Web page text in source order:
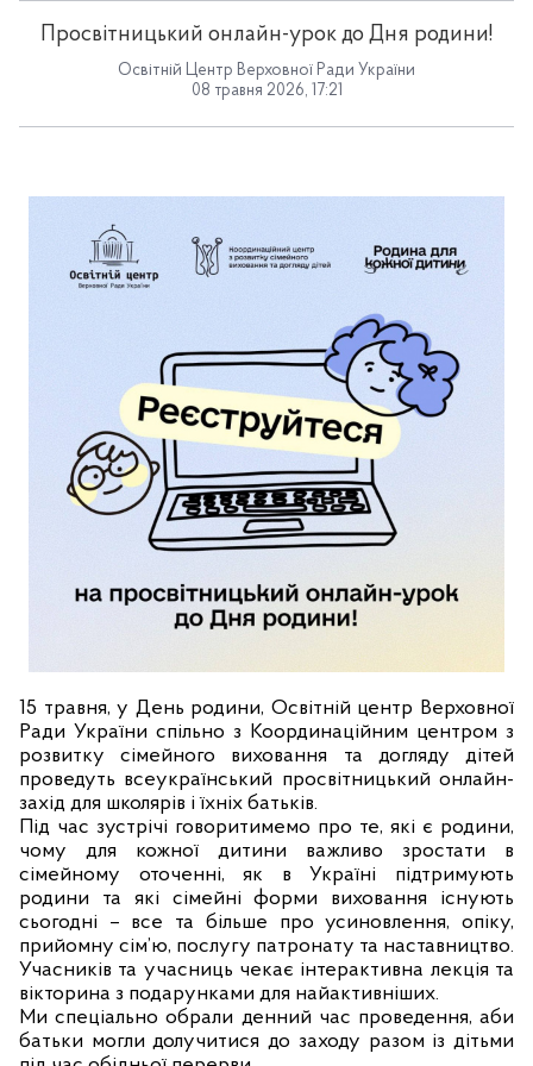
Просвітницький онлайн-урок до Дня родини!
Освітній Центр Верховної Ради України
08 травня 2026, 17:21
15 травня, у День родини, Освітній центр Верховної
Ради України спільно з Координаційним центром з
розвитку сімейного виховання та догляду дітей
проведуть всеукраїнський просвітницький онлайн-
захід для школярів і їхніх батьків.
Під час зустрічі говоритимемо про те, які є родини,
чому для кожної дитини важливо зростати в
сімейному оточенні, як в Україні підтримують
родини та які сімейні форми виховання існують
сьогодні – все та більше про усиновлення, опіку,
прийомну сім’ю, послугу патронату та наставництво.
Учасників та учасниць чекає інтерактивна лекція та
вікторина з подарунками для найактивніших.
Ми спеціально обрали денний час проведення, аби
батьки могли долучитися до заходу разом із дітьми